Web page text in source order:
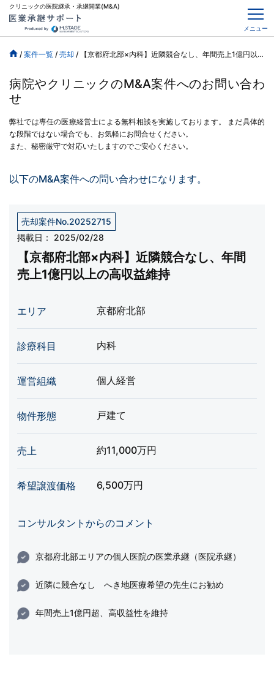
クリニックの医院継承・承継開業(M&A)
メニュー
/ 案件一覧 / 売却 / 【京都府北部×内科】近隣競合なし、年間売上1億円以上の高収益維持
病院やクリニックのM&A案件へのお問い合わ
せ
弊社では専任の医療経営士による無料相談を実施しております。
まだ具体的
な段階ではない場合でも、お気軽にお問合せください。
また、秘密厳守で対応いたしますのでご安心ください。
以下のM&A案件への問い合わせになります。
売却案件No.20252715
掲載日：
2025/02/28
【京都府北部×内科】近隣競合なし、年間
売上1億円以上の高収益維持
エリア 京都府北部
診療科目 内科
運営組織 個人経営
物件形態 戸建て
売上 約11,000万円
希望譲渡価格 6,500万円
コンサルタントからのコメント
京都府北部エリアの個人医院の医業承継（医院承継）
近隣に競合なし へき地医療希望の先生にお勧め
年間売上1億円超、高収益性を維持